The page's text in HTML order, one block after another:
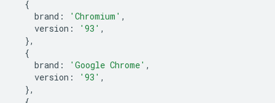
{
brand : 'Chromium' ,
version : '93' ,
},
{
brand : 'Google Chrome' ,
version : '93' ,
},